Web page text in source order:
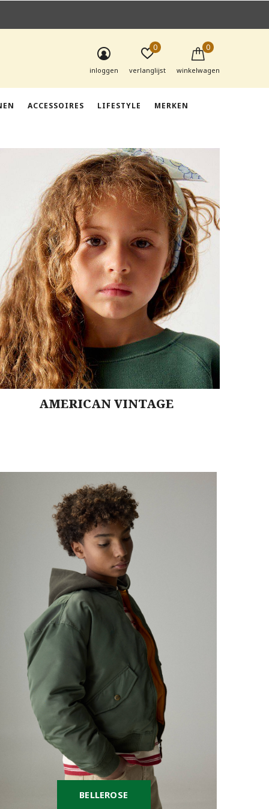
ACCESSOIRES LIFESTYLE MERKEN
inloggen verlanglijst
0
winkelwagen
0
AMERICAN VINTAGE
BELLEROSE